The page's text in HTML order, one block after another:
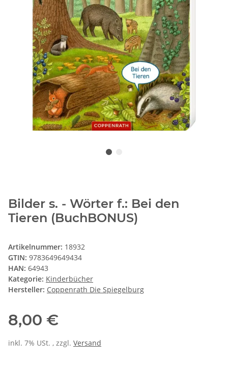
Bilder s. - Wörter f.: Bei den
Tieren (BuchBONUS)
Artikelnummer: 18932
GTIN: 9783649649434
HAN: 64943
Kategorie: Kinderbücher
Hersteller: Coppenrath Die Spiegelburg
8,00 €
inkl. 7% USt. , zzgl. Versand